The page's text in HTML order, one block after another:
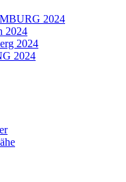
2024
2024
2024
2024